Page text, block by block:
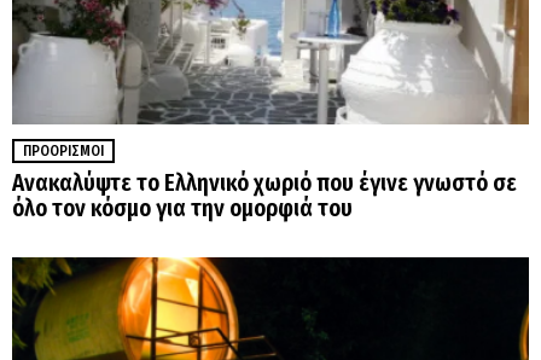
ΠΡΟΟΡΙΣΜΟΊ
Ανακαλύψτε το Ελληνικό χωριό που έγινε γνωστό σε
όλο τον κόσμο για την ομορφιά του